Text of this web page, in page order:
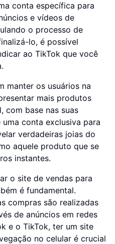
conta específica para
e vídeos de
o processo de
lo, é possível
ao TikTok que você
manter os usuários na
mais produtos
com base nas suas
conta exclusiva para
verdadeiras joias do
aquele produto que se
instantes.
o site de vendas para
é fundamental.
compras são realizadas
de anúncios em redes
e o TikTok, ter um site
no celular é crucial